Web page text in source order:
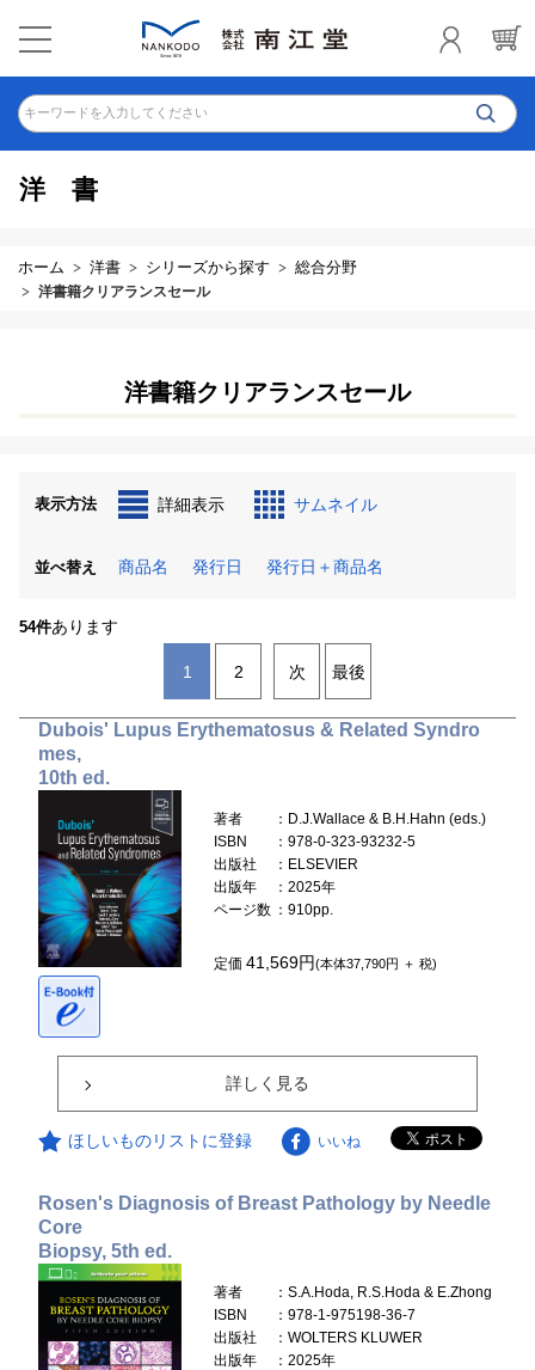
キーワードを入力してください
洋書
ホーム 洋書 シリーズから探す 総合分野
洋書籍クリアランスセール
洋書籍クリアランスセール
表示方法 詳細表示 サムネイル
並べ替え 商品名 発行日 発行日＋商品名
54件あります
1 2 次 最後
Dubois' Lupus Erythematosus & Related Syndro
mes,
10th ed.
著者
：D.J.Wallace & B.H.Hahn (eds.)
ISBN
：978-0-323-93232-5
出版社
：ELSEVIER
出版年
：2025年
ページ数 ：910pp.
定価41,569円(本体37,790円 ＋ 税)
詳しく見る
ほしいものリストに登録 いいね
Rosen's Diagnosis of Breast Pathology by Needle
Core
Biopsy, 5th ed.
著者
：S.A.Hoda, R.S.Hoda & E.Zhong
ISBN
：978-1-975198-36-7
出版社
：WOLTERS KLUWER
出版年
：2025年